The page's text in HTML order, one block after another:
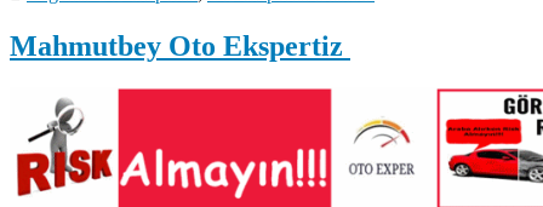
Mahmutbey Oto Ekspertiz